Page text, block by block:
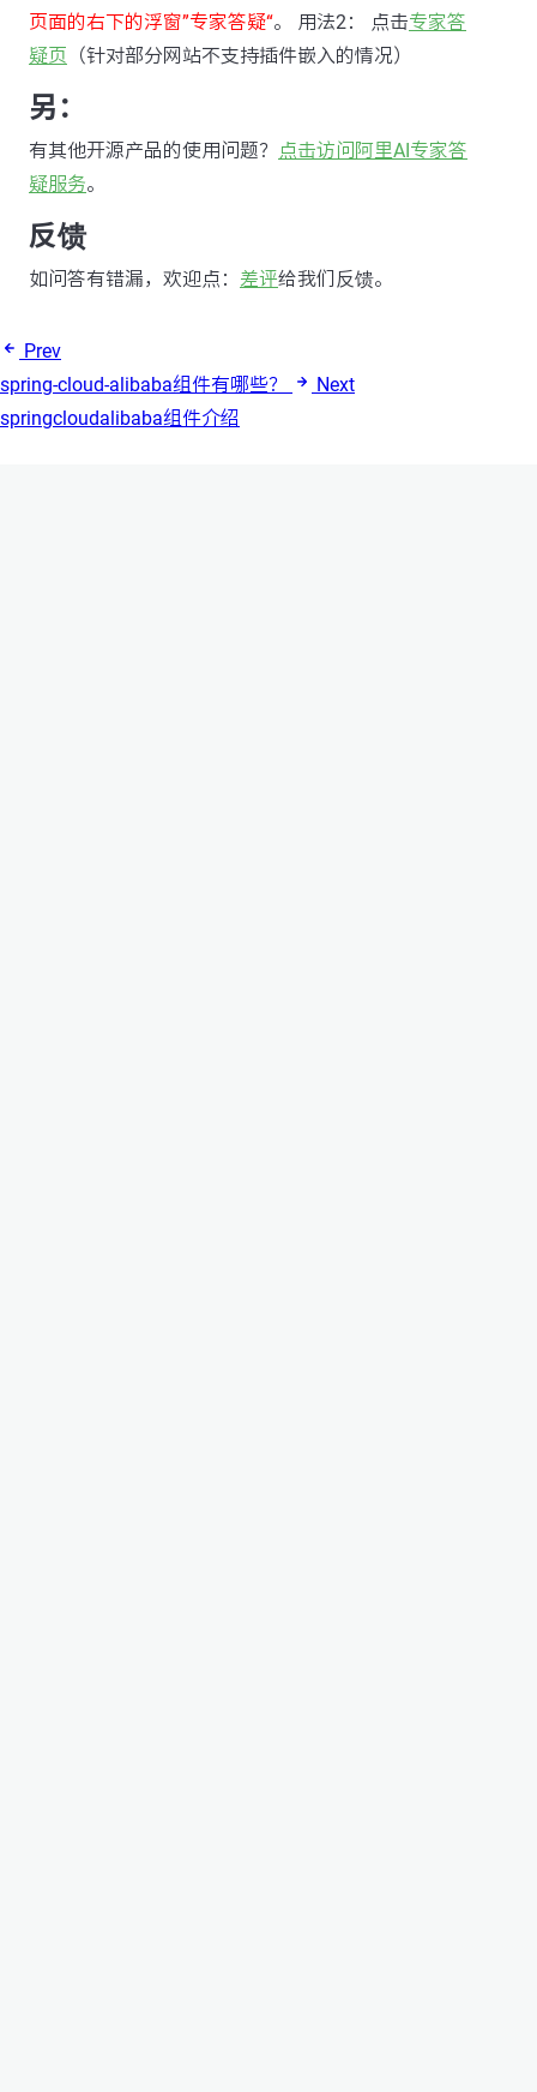
页面的右下的浮窗”专家答疑“。 用法2： 点击专家答
疑页 （针对部分网站不支持插件嵌入的情况）
另：
有其他开源产品的使用问题？
点击访问阿里AI专家答
疑服务。
反馈
如问答有错漏，欢迎点： 差评给我们反馈。
Prev
spring-cloud-alibaba组件有哪些？
Next
springcloudalibaba组件介绍